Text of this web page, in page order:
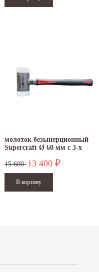
молоток безынерционный
Supercraft Ø 60 мм с 3-х
15 600 13 400 ₽